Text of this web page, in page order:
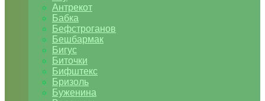
Антрекот
Бабка
Бефстроганов
Бешбармак
Бигус
Биточки
Бифштекс
Бризоль
Буженина